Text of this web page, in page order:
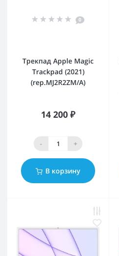
0
Трекпад Apple Magic
Trackpad (2021)
(rep.MJ2R2ZM/A)
14 200 ₽
- +
В корзину